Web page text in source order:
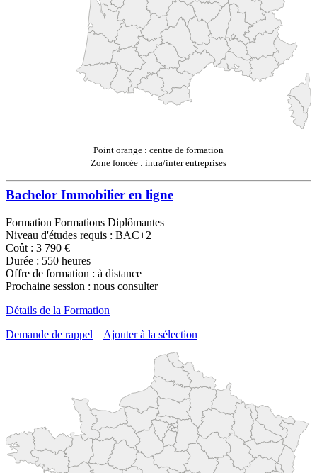
Point orange : centre de formation
Zone foncée : intra/inter entreprises
Bachelor Immobilier en ligne
Formation Formations Diplômantes
Niveau d'études requis : BAC+2
Coût : 3 790 €
Durée : 550 heures
Offre de formation : à distance
Prochaine session : nous consulter
Détails de la Formation
Demande de rappel
Ajouter à la sélection